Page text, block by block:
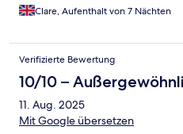
Clare, Aufenthalt von 7 Nächten
Verifizierte Bewertung
10/10 –
11. Aug. 2025
Mit Google übersetzen